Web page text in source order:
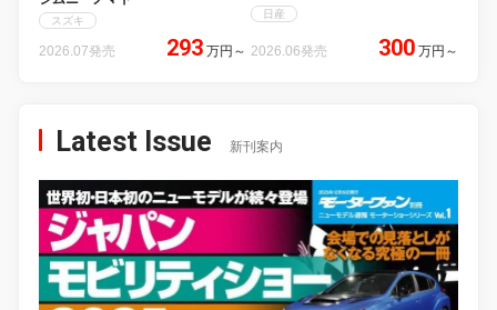
スズキ
2026.07発売 293 万円 ～
日産
2026.06発売 300 万円 ～
Latest Issue 新刊案内